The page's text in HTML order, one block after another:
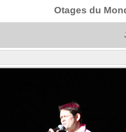
Otages du